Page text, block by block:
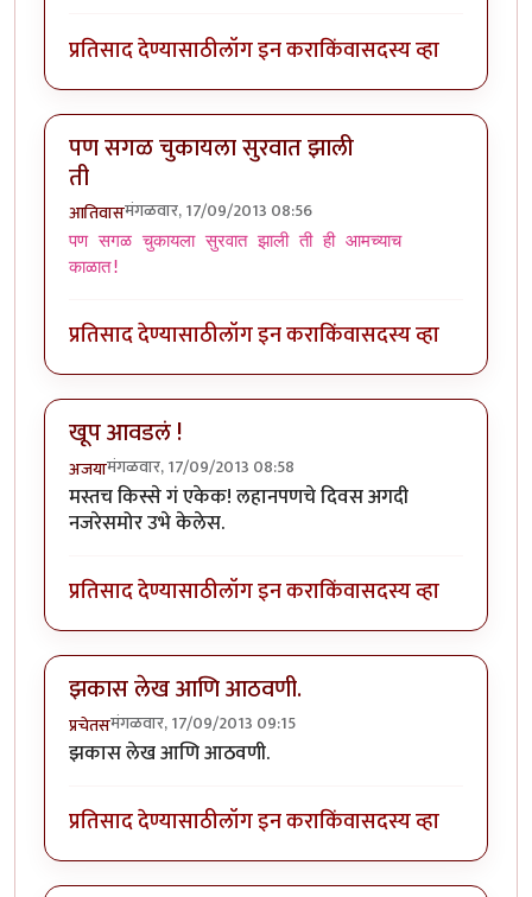
प्रतिसाद देण्यासाठीलॉग इन कराकिंवासदस्य व्हा
पण सगळ चुकायला सुरवात झाली
ती
आतिवासमंगळवार, 17/09/2013 08:56
पण सगळ चुकायला सुरवात झाली ती ही आमच्याच
काळात!
प्रतिसाद देण्यासाठीलॉग इन कराकिंवासदस्य व्हा
खूप आवडलं !
अजयामंगळवार, 17/09/2013 08:58
मस्तच किस्से गं एकेक! लहानपणचे दिवस अगदी
नजरेसमोर उभे केलेस.
प्रतिसाद देण्यासाठीलॉग इन कराकिंवासदस्य व्हा
झकास लेख आणि आठवणी.
प्रचेतसमंगळवार, 17/09/2013 09:15
झकास लेख आणि आठवणी.
प्रतिसाद देण्यासाठीलॉग इन कराकिंवासदस्य व्हा